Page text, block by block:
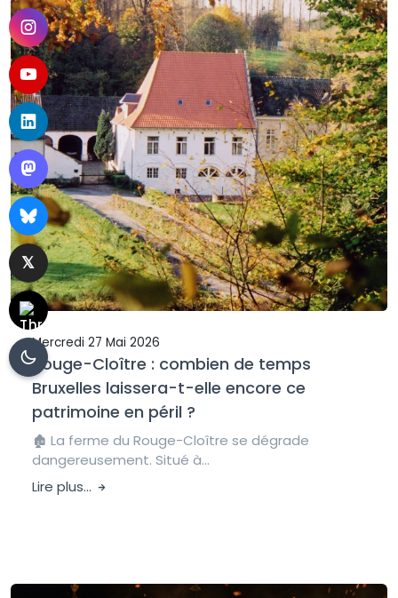
Mercredi 27 Mai 2026
Rouge-Cloître : combien de temps
Bruxelles laissera-t-elle encore ce
patrimoine en péril ?
🏚️ La ferme du Rouge-Cloître se dégrade
dangereusement. Situé à...
Lire plus...